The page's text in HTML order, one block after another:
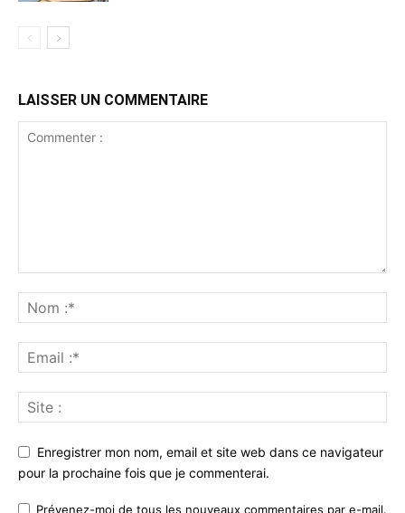
LAISSER UN COMMENTAIRE
Enregistrer mon nom, email et site web dans ce navigateur
pour la prochaine fois que je commenterai.
Prévenez-moi de tous les nouveaux commentaires par e-mail.